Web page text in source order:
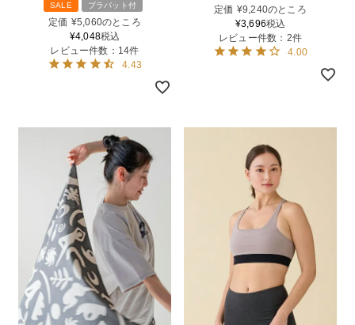
SALE ブラパット付
定価 ¥5,060のところ
¥4,048税込
レビュー件数：14件
4.43
定価 ¥9,240のところ
¥3,696税込
レビュー件数：2件
4.00